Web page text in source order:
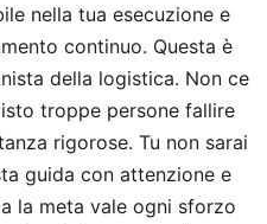
nella tua esecuzione e
continuo. Questa è
della logistica. Non ce
troppe persone fallire
rigorose. Tu non sarai
guida con attenzione e
la meta vale ogni sforzo